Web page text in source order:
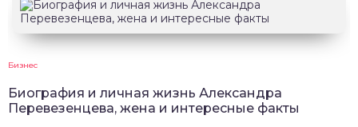
Бизнес
Биография и личная жизнь Александра
Перевезенцева, жена и интересные факты